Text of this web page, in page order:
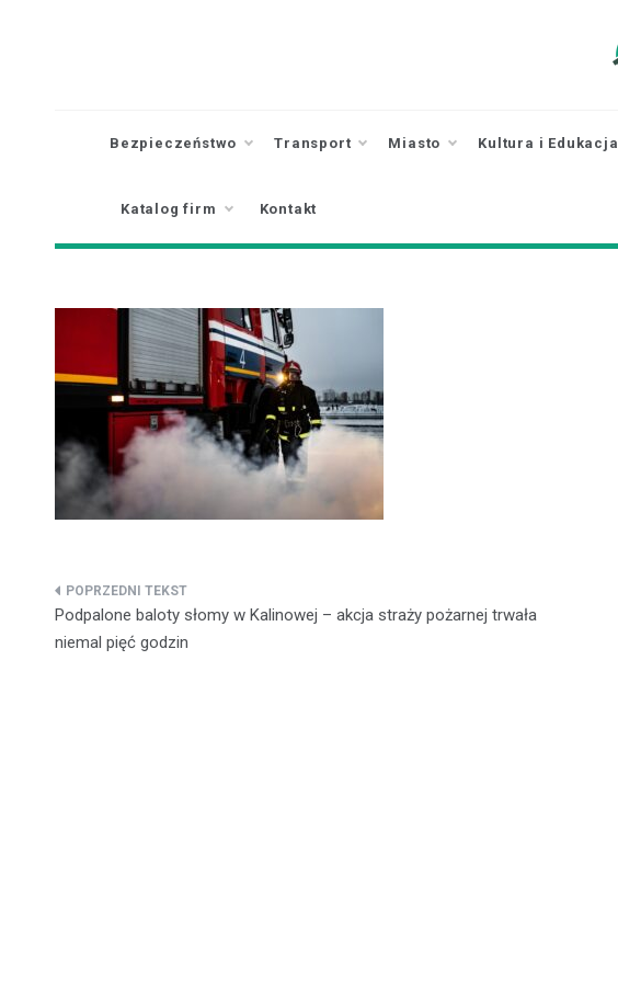
Bezpieczeństwo Transport Miasto Kultura i Edukacja
Katalog firm Kontakt
Nawigacja
wpisu
Podpalone baloty słomy w Kalinowej – akcja straży pożarnej trwała
niemal pięć godzin